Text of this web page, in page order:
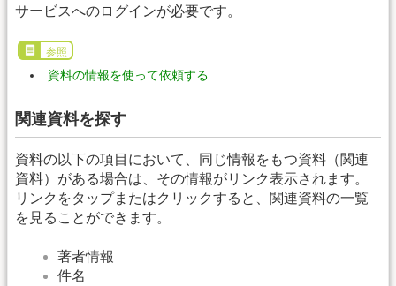
サービスへのログインが必要です。
参照
資料の情報を使って依頼する
関連資料を探す
資料の以下の項目において、同じ情報をもつ資料（関連
資料）がある場合は、その情報がリンク表示されます。
リンクをタップまたはクリックすると、関連資料の一覧
を見ることができます。
著者情報
件名